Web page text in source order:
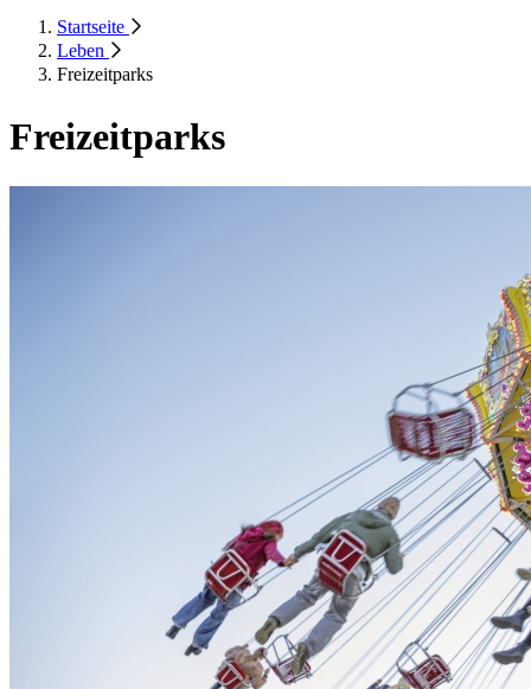
Startseite
Leben
Freizeitparks
Freizeitparks